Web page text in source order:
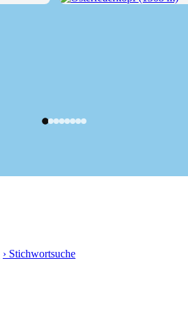
› Stichwortsuche